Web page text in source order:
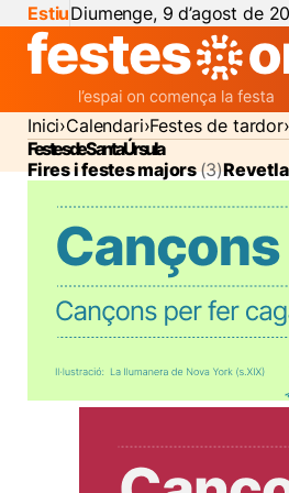
EstiuDiumenge, 9 d’agost de
Inici Calendari Festes de tardor
Festes de Santa Úrsula
Fires i festes majors(3)